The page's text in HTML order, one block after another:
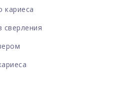
кариеса
сверления